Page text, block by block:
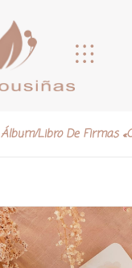
Álbum/libro De Firmas